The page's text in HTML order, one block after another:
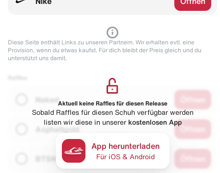
Diese Seite enthält Links zu unseren Partnern. Wir erhalten evtl. eine
Provision, wenn du etwas kaufst. Für dich bleibt der Preis gleich und du
unterstützt uns damit.
Naked
Asphaltgold
Aktuell keine Raffles für diesen Release
Sobald Raffles für diesen Schuh verfügbar werden
listen wir diese in unserer kostenlosen App
App herunterladen
Für iOS & Android